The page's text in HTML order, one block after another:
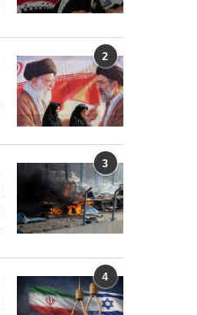
2
3
4